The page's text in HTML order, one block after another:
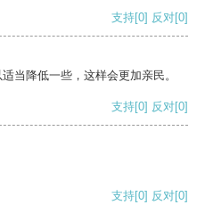
支持[0] 反对[0]
当降低一些，这样会更加亲民。
支持[0] 反对[0]
支持[0] 反对[0]